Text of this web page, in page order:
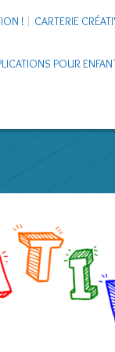
! CARTERIE
POUR